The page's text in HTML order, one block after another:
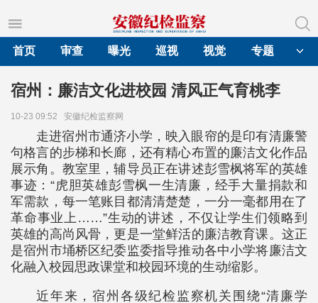
首页
审查 曝光 巡视 视觉 专题
宿州：廉洁文化进校园 清风正气育桃李
10-23 09:52 安徽纪检监察网
走进宿州市通济小学，映入眼帘的是印有清廉警
句格言的步梯和长廊，还有精心布置的廉洁文化作品
展示角。教室里，辅导员正在讲述彭雪枫将军的英雄
事迹：“虎胆英雄彭雪枫一生清廉，经手大量捐款和
军需款，每一笔账目都清清楚楚，一分一毫都用在了
革命事业上……”生动的讲述，不仅让学生们领略到
英雄的高尚风骨，更是一堂鲜活的廉洁教育课。这正
是宿州市埇桥区纪委监委指导推动各中小学将廉洁文
化融入校园思政课堂和校园环境的生动缩影。
近年来，宿州各级纪检监察机关围绕“清廉学